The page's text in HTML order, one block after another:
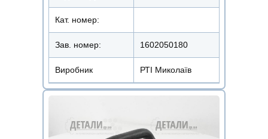
Кат. номер:
Зав. номер: 1602050180
Виробник РТІ Миколаїв